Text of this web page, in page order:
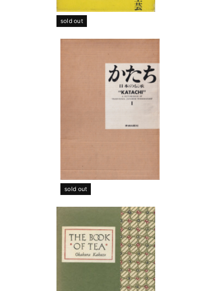
sold out
sold out